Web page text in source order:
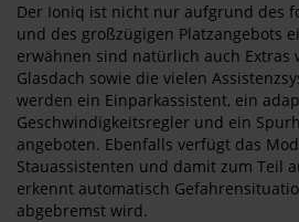
Der Ioniq ist nicht nur aufgrund des
und des großzügigen Platzangebots
erwähnen sind natürlich auch Extras
Glasdach sowie die vielen
werden ein Einparkassistent, ein
Geschwindigkeitsregler und ein
angeboten. Ebenfalls verfügt das
Stauassistenten und damit zum Teil
erkennt automatisch
abgebremst wird.